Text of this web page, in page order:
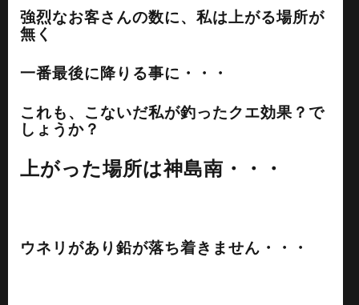
強烈なお客さんの数に、私は上がる場所が
無く
一番最後に降りる事に・・・
これも、こないだ私が釣ったクエ効果？で
しょうか？
上がった場所は神島南・・・
ウネリがあり鉛が落ち着きません・・・